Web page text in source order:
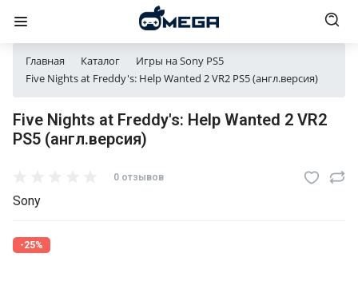
Главная Каталог
Игры на Sony PS5
Five Nights at Freddy's: Help Wanted 2 VR2 PS5 (англ.версия)
Five Nights at Freddy's: Help Wanted 2 VR2
PS5 (англ.версия)
0 отзывов
Sony
-25%